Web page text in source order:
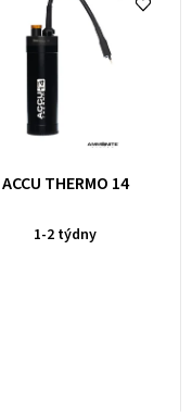
ACCU THERMO 14
1-2 týdny